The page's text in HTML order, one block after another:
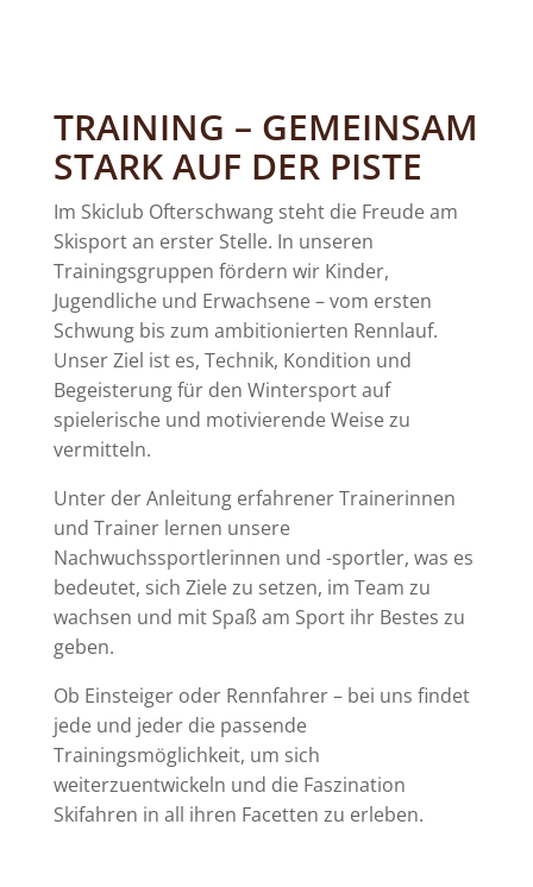
TRAINING – GEMEINSAM
STARK AUF DER PISTE
Im Skiclub Ofterschwang steht die Freude am
Skisport an erster Stelle. In unseren
Trainingsgruppen fördern wir Kinder,
Jugendliche und Erwachsene – vom ersten
Schwung bis zum ambitionierten Rennlauf.
Unser Ziel ist es, Technik, Kondition und
Begeisterung für den Wintersport auf
spielerische und motivierende Weise zu
vermitteln.
Unter der Anleitung erfahrener Trainerinnen
und Trainer lernen unsere
Nachwuchssportlerinnen und -sportler, was es
bedeutet, sich Ziele zu setzen, im Team zu
wachsen und mit Spaß am Sport ihr Bestes zu
geben.
Ob Einsteiger oder Rennfahrer – bei uns findet
jede und jeder die passende
Trainingsmöglichkeit, um sich
weiterzuentwickeln und die Faszination
Skifahren in all ihren Facetten zu erleben.